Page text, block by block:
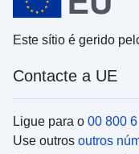
Este sítio é gerido
Contacte a UE
Ligue para o 00 800
Use outros outros